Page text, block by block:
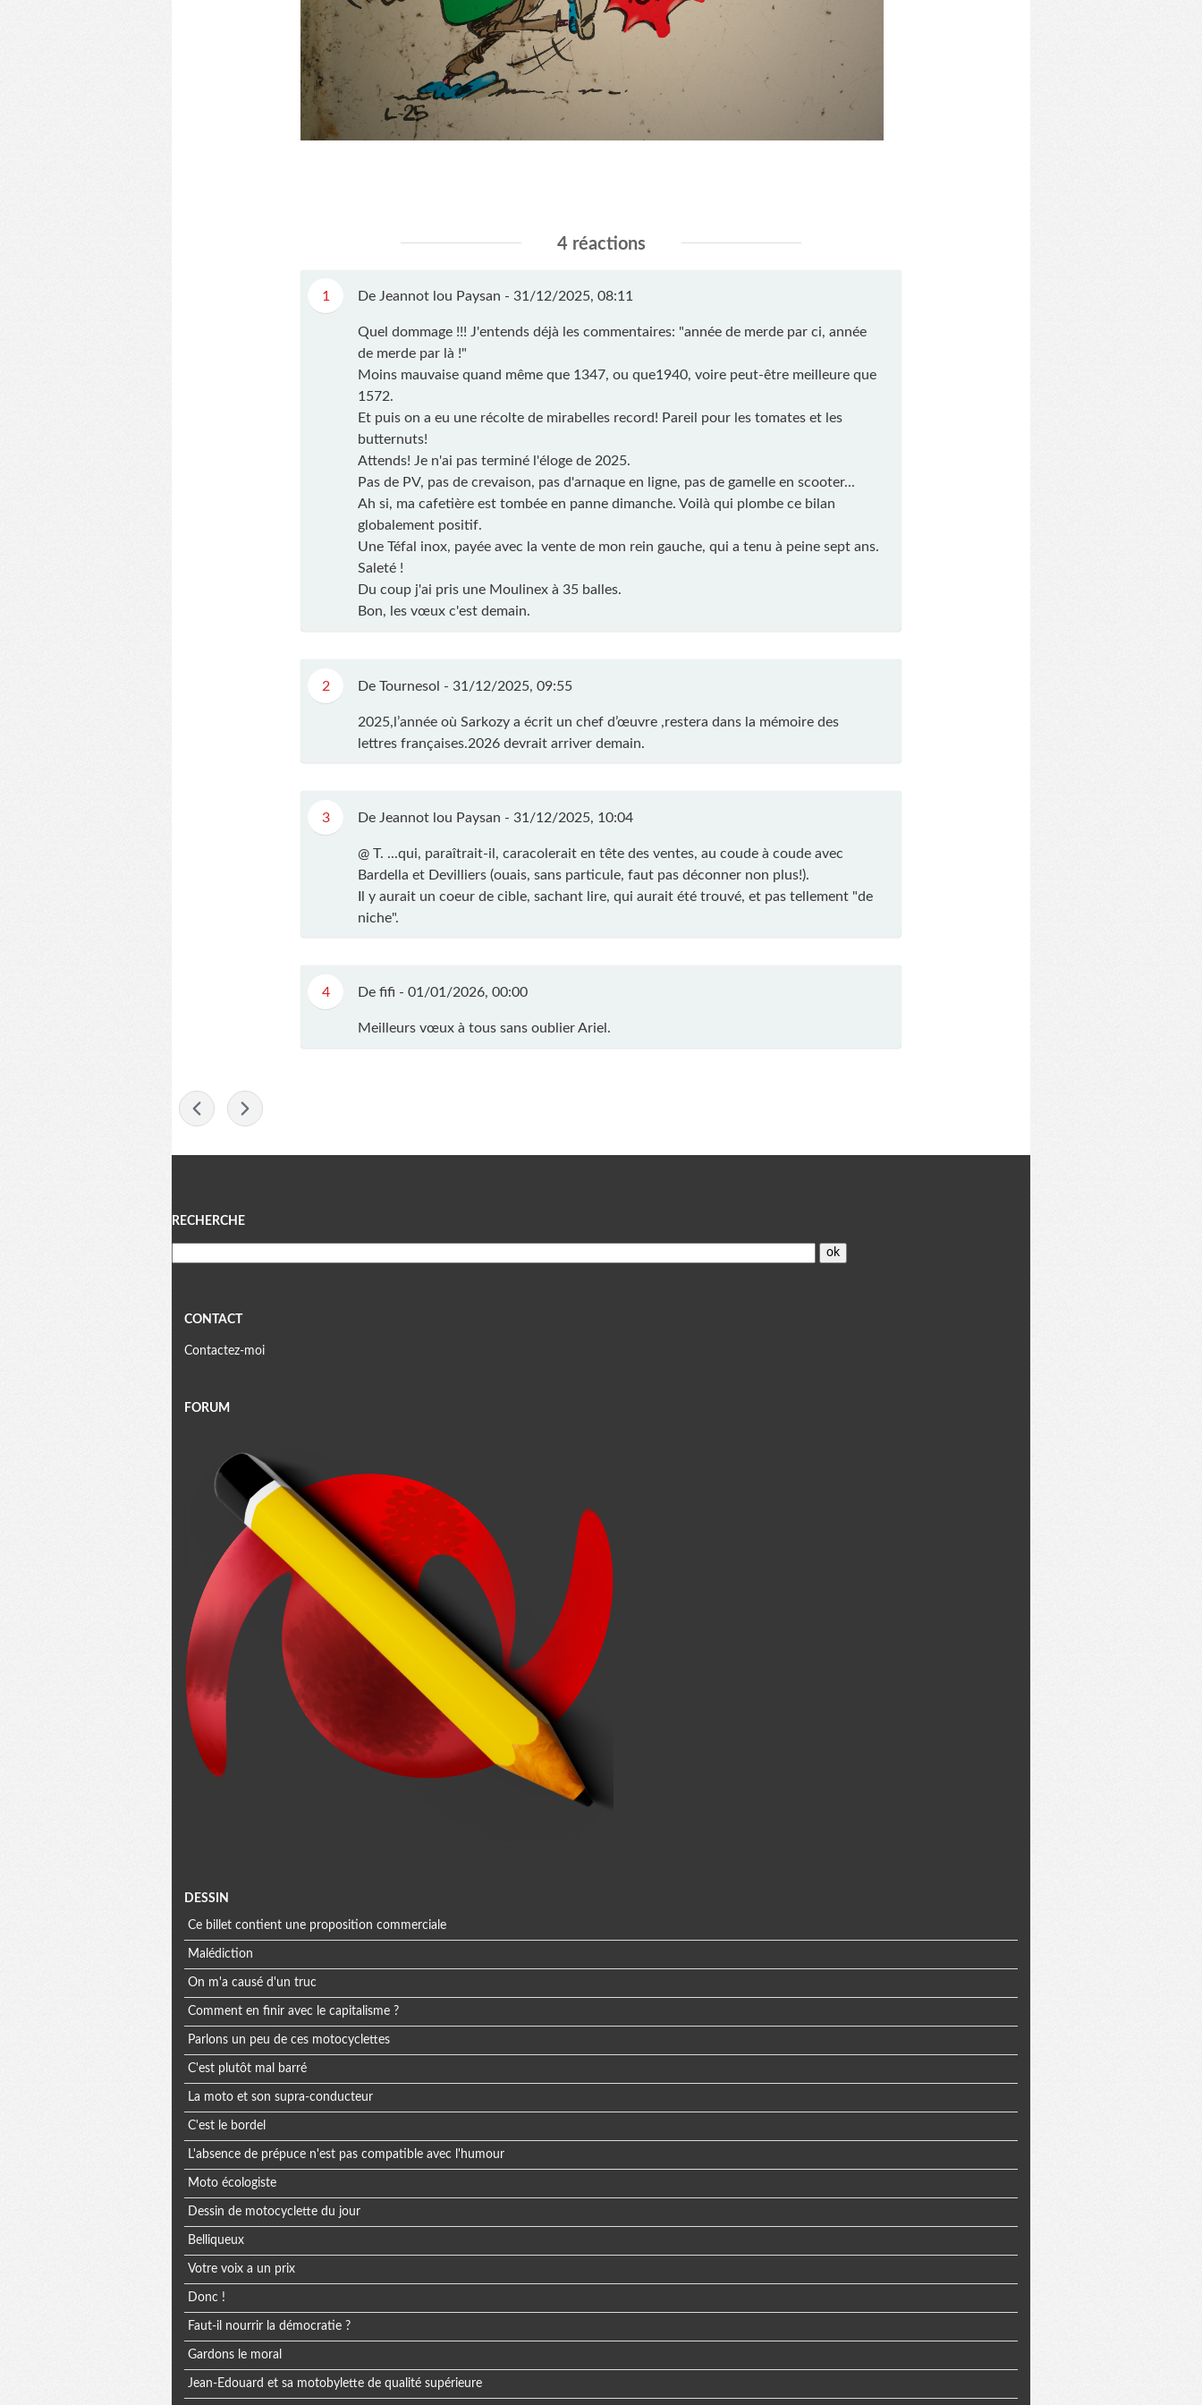
4 réactions
1 De Jeannot lou Paysan - 31/12/2025, 08:11
Quel dommage !!! J'entends déjà les commentaires: "année de merde par ci, année
de merde par là !"
Moins mauvaise quand même que 1347, ou que1940, voire peut-être meilleure que
1572.
Et puis on a eu une récolte de mirabelles record! Pareil pour les tomates et les
butternuts!
Attends! Je n'ai pas terminé l'éloge de 2025.
Pas de PV, pas de crevaison, pas d'arnaque en ligne, pas de gamelle en scooter...
Ah si, ma cafetière est tombée en panne dimanche. Voilà qui plombe ce bilan
globalement positif.
Une Téfal inox, payée avec la vente de mon rein gauche, qui a tenu à peine sept ans.
Saleté !
Du coup j'ai pris une Moulinex à 35 balles.
Bon, les vœux c'est demain.
2 De Tournesol - 31/12/2025, 09:55
2025,l’année où Sarkozy a écrit un chef d’œuvre ,restera dans la mémoire des
lettres françaises.2026 devrait arriver demain.
3 De Jeannot lou Paysan - 31/12/2025, 10:04
@ T. ...qui, paraîtrait-il, caracolerait en tête des ventes, au coude à coude avec
Bardella et Devilliers (ouais, sans particule, faut pas déconner non plus!).
Il y aurait un coeur de cible, sachant lire, qui aurait été trouvé, et pas tellement "de
niche".
4 De fifi - 01/01/2026, 00:00
Meilleurs vœux à tous sans oublier Ariel.
Menu
RECHERCHE
CONTACT
Contactez-moi
FORUM
Menu
extra
DESSIN
Ce billet contient une proposition commerciale
Malédiction
On m'a causé d'un truc
Comment en finir avec le capitalisme ?
Parlons un peu de ces motocyclettes
C'est plutôt mal barré
La moto et son supra-conducteur
C'est le bordel
L'absence de prépuce n'est pas compatible avec l'humour
Moto écologiste
Dessin de motocyclette du jour
Belliqueux
Votre voix a un prix
Donc !
Faut-il nourrir la démocratie ?
Gardons le moral
Jean-Edouard et sa motobylette de qualité supérieure